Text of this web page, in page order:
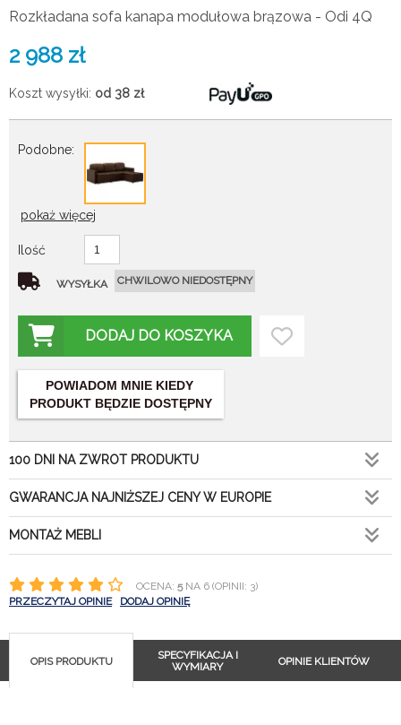
Rozkładana sofa kanapa modułowa brązowa - Odi 4Q
2 988 zł
Koszt wysyłki: od 38 zł
Podobne:
pokaż więcej
Ilość
WYSYŁKA CHWILOWO NIEDOSTĘPNY
DODAJ DO KOSZYKA
POWIADOM MNIE KIEDY
PRODUKT BĘDZIE DOSTĘPNY
100 DNI NA ZWROT PRODUKTU
GWARANCJA NAJNIŻSZEJ CENY W EUROPIE
MONTAŻ MEBLI
OCENA: 5NA 6 (OPINII: 3)
PRZECZYTAJ OPINIE
DODAJ OPINIĘ
OPIS PRODUKTU
SPECYFIKACJA I
WYMIARY
OPINIE KLIENTÓW